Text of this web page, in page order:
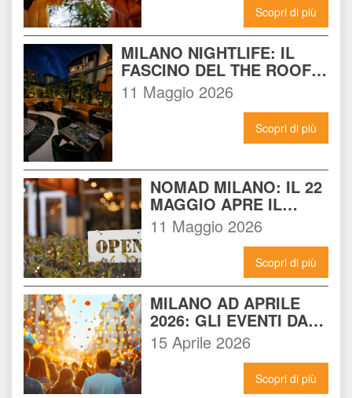
Scopri di più
MILANO NIGHTLIFE: IL
FASCINO DEL THE ROOF
14 INCONTRA L'ENERGIA
DEL NOMAD
11 Maggio 2026
Scopri di più
NOMAD MILANO: IL 22
MAGGIO APRE IL
LOCALE CHE
CAMBIERÀ I VENERDÌ
SERA A MILANO
11 Maggio 2026
Scopri di più
MILANO AD APRILE
2026: GLI EVENTI DA
NON PERDERE E
COME VIVERLI AL
15 Aprile 2026
Scopri di più